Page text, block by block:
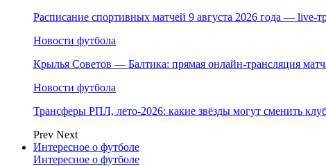
Расписание спортивных матчей 9 августа 2026 года — live-
Новости футбола
Крылья Советов — Балтика: прямая онлайн-трансляция
Новости футбола
Трансферы РПЛ, лето-2026: какие звёзды могут сменить
Prev Next
Интересное о футболе
Интересное о футболе